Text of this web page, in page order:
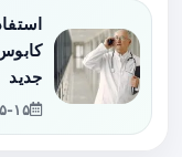
جدید